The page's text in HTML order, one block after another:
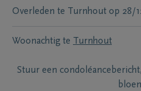
Overleden te Turnhout op 28/
Woonachtig te Turnhout
Stuur een